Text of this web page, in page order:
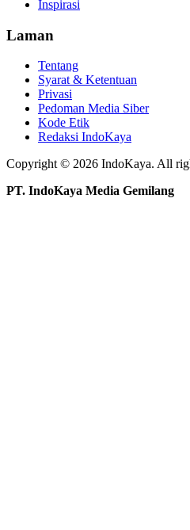
Inspirasi
Laman
Tentang
Syarat & Ketentuan
Privasi
Pedoman Media Siber
Kode Etik
Redaksi IndoKaya
Copyright © 2026 IndoKaya. All
PT. IndoKaya Media Gemilang